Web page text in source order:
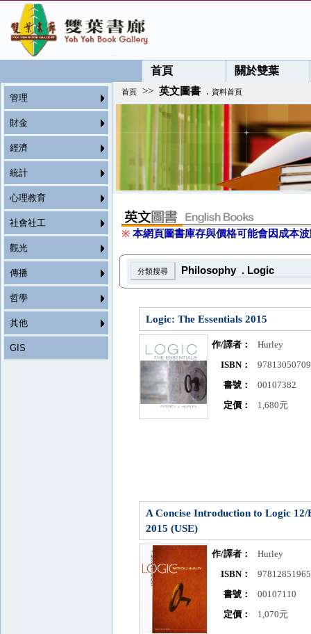
首頁 關於雙葉
管理
財金
經濟
統計
心理教育
社會社工
觀光
傳播
哲學
其他
GIS
首頁 >> 英文圖書 . 資料首頁
※ 本網頁圖書庫存與價格可能會因成本
Logic: The Essentials 2015
作/譯者：
Hurley
ISBN：
書號：
00107382
定價：
1,680元
A Concise Introduction to Logic 12/
2015 (USE)
作/譯者：
Hurley
ISBN：
書號：
00107110
定價：
1,070元